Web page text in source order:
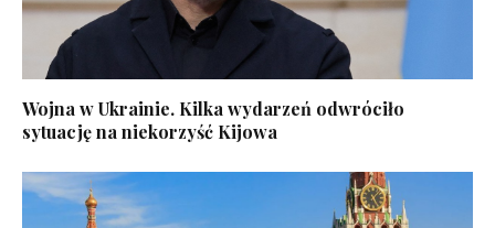
Wojna w Ukrainie. Kilka wydarzeń odwróciło
sytuację na niekorzyść Kijowa